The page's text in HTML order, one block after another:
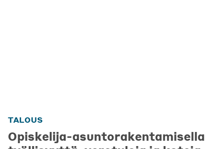
TALOUS
Opiskelija-asuntorakentamisella